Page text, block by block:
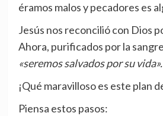
éramos malos y pecadores es
Jesús nos reconcilió con Dios
Ahora, purificados por la
«seremos salvados por su vida».
¡Qué maravilloso es este plan
Piensa estos pasos: